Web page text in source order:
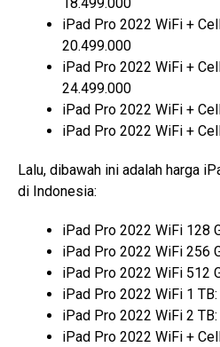
18.499.000
iPad Pro 2022 WiFi +
20.499.000
iPad Pro 2022 WiFi +
24.499.000
iPad Pro 2022 WiFi +
iPad Pro 2022 WiFi +
Lalu, dibawah ini adalah harga
di Indonesia:
iPad Pro 2022 WiFi 128
iPad Pro 2022 WiFi 256
iPad Pro 2022 WiFi 512
iPad Pro 2022 WiFi 1
iPad Pro 2022 WiFi 2
iPad Pro 2022 WiFi +